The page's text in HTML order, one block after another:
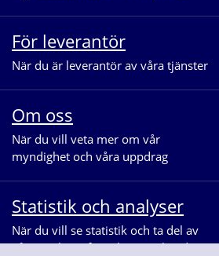
För leverantör
När du är leverantör av våra tjänster
Om oss
När du vill veta mer om vår
myndighet och våra uppdrag
Statistik och analyser
När du vill se statistik och ta del av
våra analyser för arbetsmarknaden